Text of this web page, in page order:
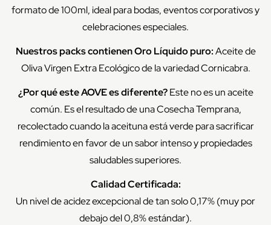
formato de 100ml, ideal para bodas, eventos corporativos y
celebraciones especiales.
Nuestros packs contienen Oro Líquido puro:Aceite de
Oliva Virgen Extra Ecológico de la variedad Cornicabra.
¿Por qué este AOVE es diferente?Este no es un aceite
común. Es el resultado de una Cosecha Temprana,
recolectado cuando la aceituna está verde para sacrificar
rendimiento en favor de un sabor intenso y propiedades
saludables superiores.
Calidad Certificada:
Un nivel de acidez excepcional de tan solo 0,17% (muy por
debajo del 0,8% estándar).